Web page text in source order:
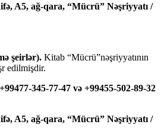
A5, ağ-qara, “Mücrü” Nəşriyyatı /
şeirlər). Kitab “Mücrü”nəşriyyatının
edilmişdir.
345-77-47 və +99455-502-89-32
A5, ağ-qara, “Mücrü” Nəşriyyatı /